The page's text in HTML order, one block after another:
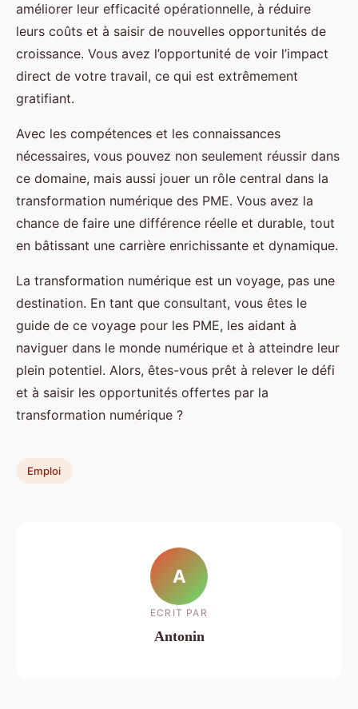
améliorer leur efficacité opérationnelle, à réduire
leurs coûts et à saisir de nouvelles opportunités de
croissance. Vous avez l’opportunité de voir l’impact
direct de votre travail, ce qui est extrêmement
gratifiant.
Avec les compétences et les connaissances
nécessaires, vous pouvez non seulement réussir dans
ce domaine, mais aussi jouer un rôle central dans la
transformation numérique des PME. Vous avez la
chance de faire une différence réelle et durable, tout
en bâtissant une carrière enrichissante et dynamique.
La transformation numérique est un voyage, pas une
destination. En tant que consultant, vous êtes le
guide de ce voyage pour les PME, les aidant à
naviguer dans le monde numérique et à atteindre leur
plein potentiel. Alors, êtes-vous prêt à relever le défi
et à saisir les opportunités offertes par la
transformation numérique ?
Emploi
A
ECRIT PAR
Antonin